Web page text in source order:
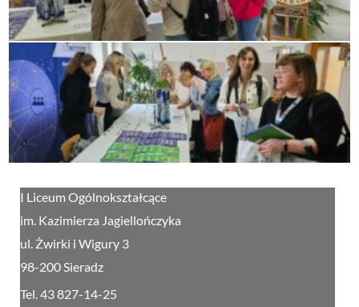
I Liceum Ogólnokształcące
im. Kazimierza Jagiellończyka
ul. Żwirki i Wigury 3
98-200 Sieradz
Tel. 43 827-14-25